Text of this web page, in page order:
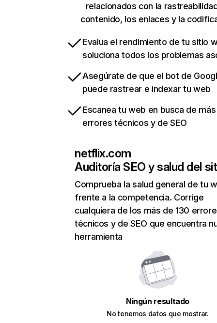
relacionados con la
contenido, los enlaces y la
Evalua el rendimiento de tu sitio
soluciona todos los problemas
Asegúrate de que el bot de
puede rastrear e indexar tu web
Escanea tu web en busca de
errores técnicos y de SEO
netflix.com
Auditoría SEO y salud del
Comprueba la salud general de tu
frente a la competencia. Corrige
cualquiera de los más de 130
técnicos y de SEO que encuentra
herramienta
Ningún resultado
No tenemos datos que mostrar.